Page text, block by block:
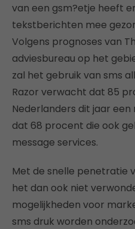
van een gsm?etje heeft
tekstberichten mee
Volgens prognoses van
adviesbureau op het
zal het gebruik van sms
Razor verwacht dat 85
Nederlanders dit jaar
dat 68 procent die ook
message services.
Met de snelle penetratie
het dan ook niet
mogelijkheden voor
sms druk worden